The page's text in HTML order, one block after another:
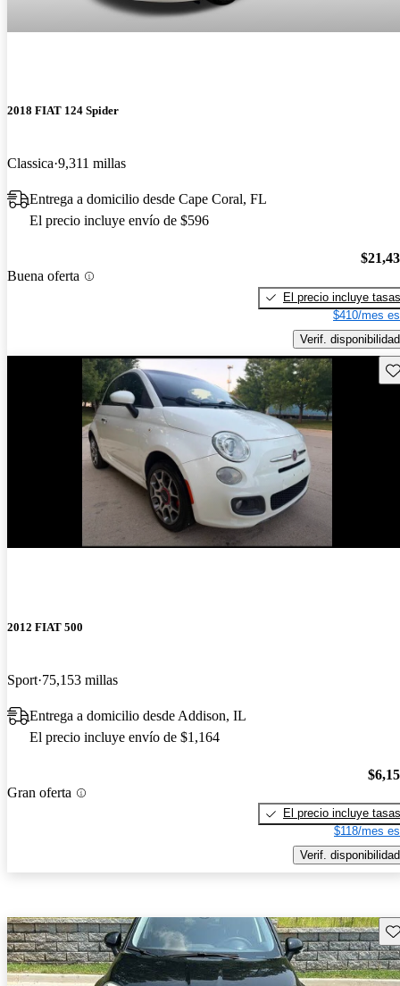
2018 FIAT 124 Spider
Classica 9,311 millas
Entrega a domicilio desde Cape Coral, FL
El precio incluye envío de $596
Buena oferta
El precio incluye tasas
$410/mes
Verif. disponibilidad
2012 FIAT 500
Sport 75,153 millas
Entrega a domicilio desde Addison, IL
El precio incluye envío de $1,164
Gran oferta
El precio incluye tasas
$118/mes
Verif. disponibilidad